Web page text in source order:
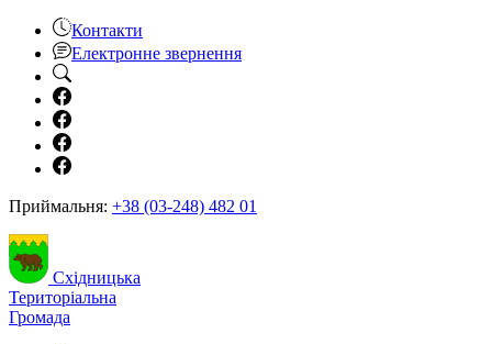
Контакти
Електронне звернення
Приймальня: +38 (03-248) 482 01
Східницька
Територіальна
Громада